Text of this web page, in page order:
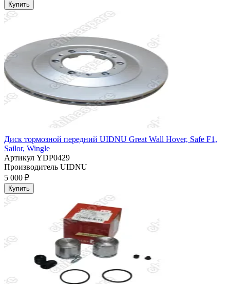
Купить
Диск тормозной передний UIDNU Great Wall Hover, Safe F1,
Sailor, Wingle
Артикул YDP0429
Производитель UIDNU
5 000 ₽
Купить